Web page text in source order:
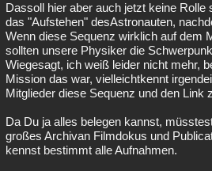
Dassoll hier aber auch jetzt keine Rolle
das "Aufstehen" desAstronauten,
Wenn diese Sequenz wirklich auf dem
sollten unsere Physiker die
Wiegesagt, ich weiß leider nicht mehr,
Mission das war, vielleichtkennt
Mitglieder diese Sequenz und den Link
Da Du ja alles belegen kannst,
großes Archivan Filmdokus und
kennst bestimmt alle Aufnahmen.